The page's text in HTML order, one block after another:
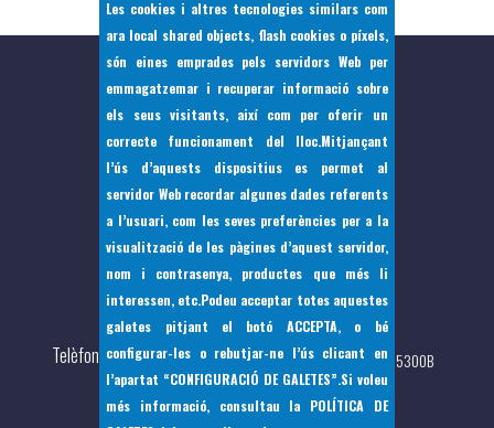
Pça Bernat de Santa Eugènia, 7 07142
Telèfon (+34) 971 144397 - Fax: (+34)971 144 217 - CIF: P0705300B
Les cookies i altres tecnologies similars com
ara local shared objects, flash cookies o píxels,
són eines emprades pels servidors Web per
emmagatzemar i recuperar informació sobre
els seus visitants, així com per oferir un
correcte funcionament del lloc.Mitjançant
l’ús d’aquests dispositius es permet al
servidor Web recordar algunes dades referents
a l’usuari, com les seves preferències per a la
visualització de les pàgines d’aquest servidor,
nom i contrasenya, productes que més li
interessen, etc.Podeu acceptar totes aquestes
galetes pitjant el botó ACCEPTA, o bé
configurar-les o rebutjar-ne l’ús clicant en
l’apartat “CONFIGURACIÓ DE GALETES”.Si voleu
més informació, consultau la POLÍTICA DE